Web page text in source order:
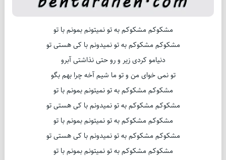
مشکوکم مشکوکم به تو نمیتونم بمونم با تو
مشکوکم مشکوکم به تو نمیدونم با کی هستی تو
دنیامو کردی زیر و رو حتی نذاشتی آبرو
تو نمی خوای من و تو ما شیم آخه چرا بهم بگو
مشکوکم مشکوکم به تو نمیتونم بمونم با تو
مشکوکم مشکوکم به تو نمیدونم با کی هستی تو
مشکوکم مشکوکم به تو نمیتونم بمونم با تو
مشکوکم مشکوکم به تو نمیدونم با کی هستی تو
مشکوکم مشکوکم به تو نمیتونم بمونم با تو